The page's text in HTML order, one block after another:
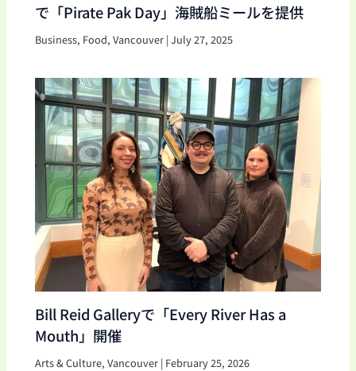
で「Pirate Pak Day」海賊船ミールを提供
Business, Food,Vancouver |July 27, 2025
Bill Reid Galleryで「Every River Has a
Mouth」開催
Arts & Culture,Vancouver | February 25, 2026